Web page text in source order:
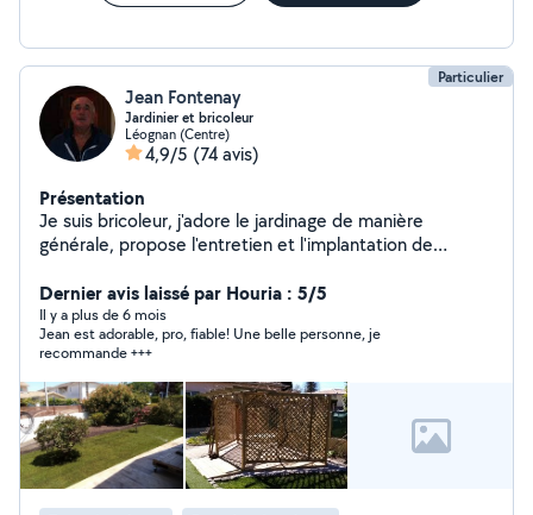
Particulier
Jean Fontenay
Jardinier et bricoleur
Léognan (Centre)
4,9/5 (74 avis)
Présentation
Je suis bricoleur, j'adore le jardinage de manière
générale, propose l'entretien et l'implantation de
et élagage. .J'ai 65 ans et retraité, disponible Et vous
conseille à l'occasion.
Dernier avis laissé par Houria : 5/5
Il y a plus de 6 mois
Jean est adorable, pro, fiable! Une belle personne, je
recommande +++